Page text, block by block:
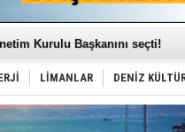
tutuklaması!
Kurulu Başkanını seçti!
seçti
derinliklerinde halkı tehdit
Yüz binlerce canlıyı
tonaj yetkisi
LİMANLAR DENİZ